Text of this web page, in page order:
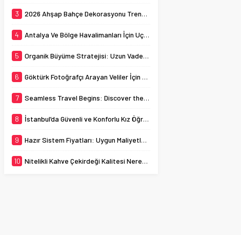
sometimes...
Bu bağlamda, İstanbul
kadınların...
3 2026 Ahşap Bahçe Dekorasyonu Trendleri: Doğal ve Modern Tasarım Önerileri
4 Antalya Ve Bölge Havalimanları İçin Uçak Radarı
5 Organik Büyüme Stratejisi: Uzun Vadede Sosyal Medya Başarısı Nasıl Sağlanır?
6 Göktürk Fotoğrafçı Arayan Veliler İçin Okul Kaydı Fotoğrafı Hazırlık Listesi
7 Seamless Travel Begins: Discover the Convenience of Istanbul Transfer Services
8 İstanbul’da Güvenli ve Konforlu Kız Öğrenci Yurtları
9 Hazır Sistem Fiyatları: Uygun Maliyetlerle Verimlilik Sağlayın
10 Nitelikli Kahve Çekirdeği Kalitesi Nereden Anlaşılır?